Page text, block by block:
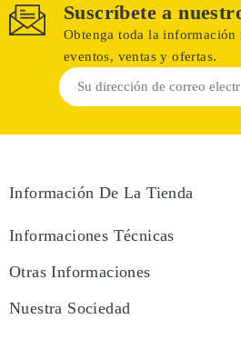
Suscríbete a
Obtenga toda la información
eventos, ventas y ofertas.
Información De La Tienda
Informaciones Técnicas
Otras Informaciones
Nuestra Sociedad